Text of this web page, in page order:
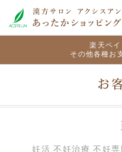
楽天ペイ
その他各種お
お
妊活 不妊治療 不妊